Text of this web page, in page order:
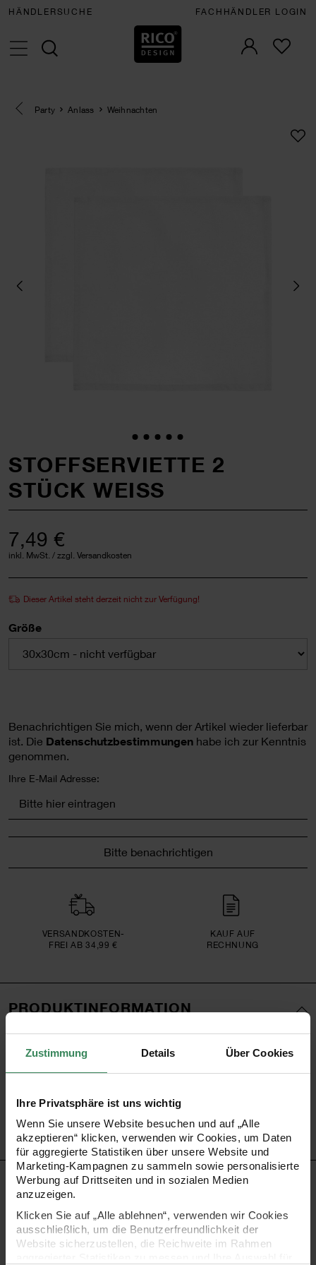
Zustimmung Details Über Cookies
Ihre Privatsphäre ist uns wichtig
Wenn Sie unsere Website besuchen und auf „Alle
akzeptieren“ klicken, verwenden wir Cookies, um Daten
für aggregierte Statistiken über unsere Website und
Marketing-Kampagnen zu sammeln sowie personalisierte
Werbung auf Drittseiten und in sozialen Medien
anzuzeigen.
Klicken Sie auf „Alle ablehnen“, verwenden wir Cookies
ausschließlich, um die Benutzerfreundlichkeit der
Website sicherzustellen, die Reichweite im Rahmen
HÄNDLERSUCHE FACHHÄNDLER LOGIN
Eine Kategorie zurück navigieren
Party Anlass Weihnachten
STOFFSERVIETTE 2
STÜCK WEISS
7,49 €
inkl. MwSt. / zzgl. Versandkosten
Dieser Artikel steht derzeit nicht zur Verfügung!
Größe
Benachrichtigen Sie mich, wenn der Artikel wieder lieferbar
ist. Die Datenschutzbestimmungen habe ich zur Kenntnis
genommen.
Ihre E-Mail Adresse:
Bitte benachrichtigen
VERSAND­KOSTEN­
FREI AB 34,99 €
KAUF AUF
RECHNUNG
PRODUKTINFORMATION
Größe
30x30cm
Bestell-Nr. 3545652
PRODUKTBESCHREIBUNG
Klassische Stoffservietten sind nicht nur ein Must-Have für
Hochzeitsfeiern, Weihnachten oder zur Kommunion, auch